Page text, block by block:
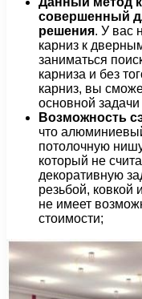
совершенный
решения. У вас
карниз к
заниматься
карниза и без
карниз, вы
основной
Возможность
что
потолочную
который не
декоративную
резьбой, ковкой
не имеет
стоимости;